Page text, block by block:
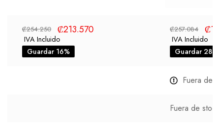
₡254.250 ₡213.570
IVA Incluido
Guardar 16%
₡257.084 ₡
IVA Incluido
Guardar 28%
Fuera de
Fuera de stock